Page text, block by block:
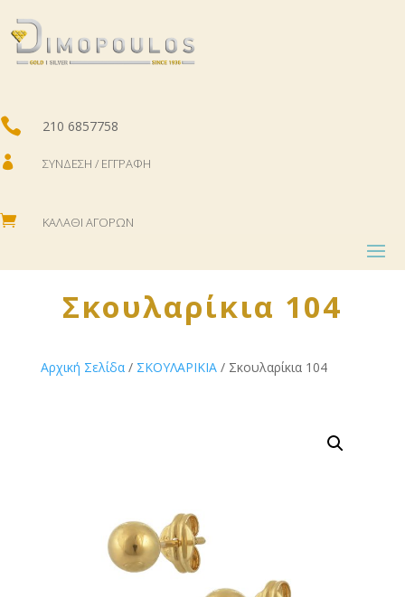
 210 6857758
 ΣΎΝΔΕΣΗ / ΕΓΓΡΑΦΉ
 ΚΑΛΆΘΙ ΑΓΟΡΏΝ
Σκουλαρίκια 104
Αρχική Σελίδα/ ΣΚΟΥΛΑΡΙΚΙΑ/ Σκουλαρίκια 104